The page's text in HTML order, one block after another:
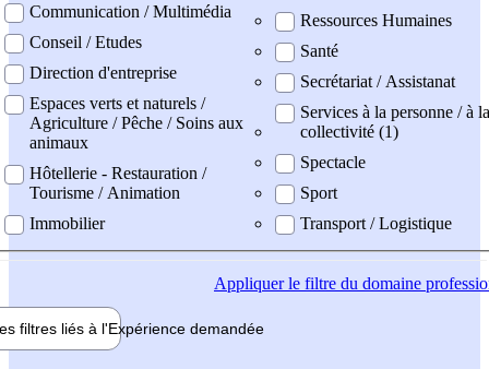
Communication / Multimédia
Conseil / Etudes
Direction d'entreprise
Espaces verts et naturels /
Agriculture / Pêche / Soins aux
animaux
Hôtellerie - Restauration /
Tourisme / Animation
Immobilier
Ressources Humaines
Santé
Secrétariat / Assistanat
Services à la personne / à la
collectivité (1)
Spectacle
Sport
Transport / Logistique
Appliquerle filtre du domaine
filtres liés à l'Expérience demandée